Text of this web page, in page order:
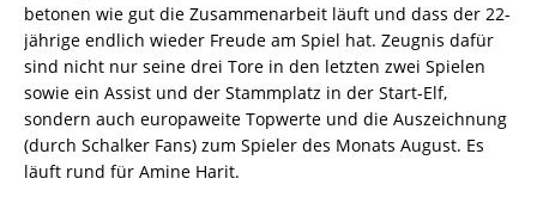
betonen wie gut die Zusammenarbeit läuft und dass der 22-
jährige endlich wieder Freude am Spiel hat. Zeugnis dafür
sind nicht nur seine drei Tore in den letzten zwei Spielen
sowie ein Assist und der Stammplatz in der Start-Elf,
sondern auch europaweite Topwerte und die Auszeichnung
(durch Schalker Fans) zum Spieler des Monats August. Es
läuft rund für Amine Harit.